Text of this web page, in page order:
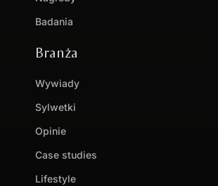
Badania
Branża
Wywiady
Sylwetki
Opinie
Case studies
Lifestyle